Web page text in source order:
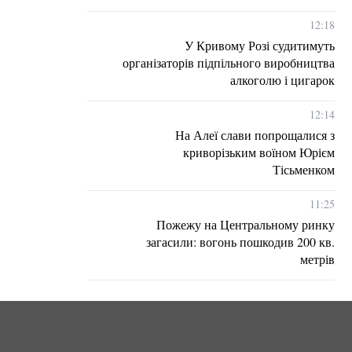
12:18
У Кривому Розі судитимуть
організаторів підпільного виробництва
алкоголю і цигарок
12:14
На Алеї слави попрощалися з
криворізьким воїном Юрієм
Тісьменком
11:25
Пожежу на Центральному ринку
загасили: вогонь пошкодив 200 кв.
метрів